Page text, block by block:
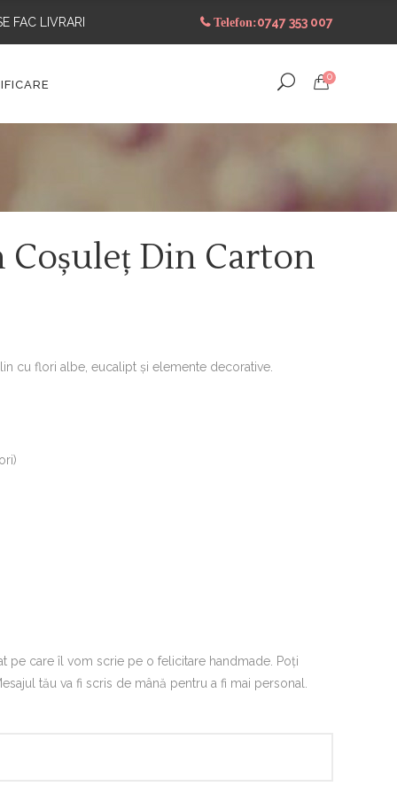
FAC LIVRARI Telefon:0747 353 007
0
Din Carton
cu flori albe, eucalipt și elemente decorative.
pe care îl vom scrie pe o felicitare handmade. Poți
tău va fi scris de mână pentru a fi mai personal.